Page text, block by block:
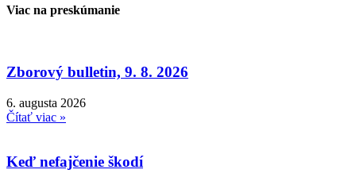
Viac na preskúmanie
Zborový bulletin, 9. 8. 2026
6. augusta 2026
Čítať viac »
Keď nefajčenie škodí